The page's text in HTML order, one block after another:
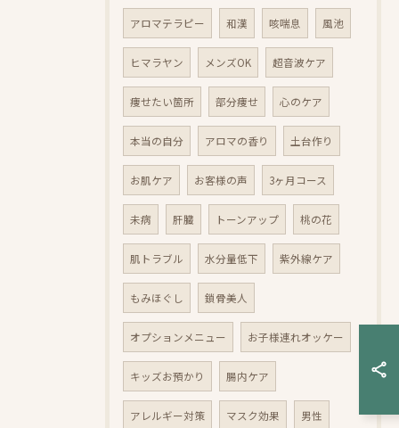
アロマテラピー 和漢 咳喘息 風池
ヒマラヤン メンズOK 超音波ケア
痩せたい箇所 部分痩せ 心のケア
本当の自分 アロマの香り 土台作り
お肌ケア お客様の声 3ヶ月コース
未病 肝臓 トーンアップ 桃の花
肌トラブル 水分量低下 紫外線ケア
もみほぐし 鎖骨美人
オプションメニュー お子様連れオッケー
キッズお預かり 腸内ケア
アレルギー対策 マスク効果 男性